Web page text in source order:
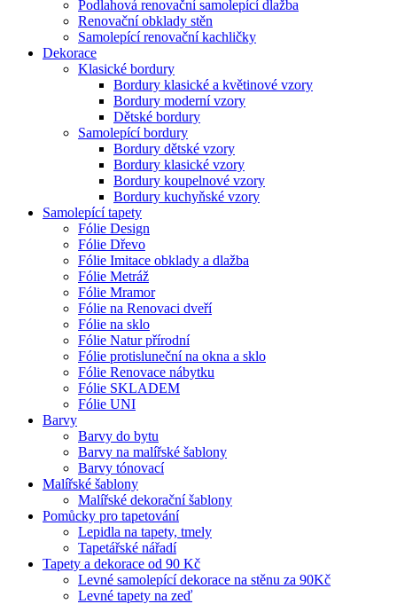
Podlahová renovační samolepící dlažba
Renovační obklady stěn
Samolepící renovační kachličky
Dekorace
Klasické bordury
Bordury klasické a květinové vzory
Bordury moderní vzory
Dětské bordury
Samolepící bordury
Bordury dětské vzory
Bordury klasické vzory
Bordury koupelnové vzory
Bordury kuchyňské vzory
Samolepící tapety
Fólie Design
Fólie Dřevo
Fólie Imitace obklady a dlažba
Fólie Metráž
Fólie Mramor
Fólie na Renovaci dveří
Fólie na sklo
Fólie Natur přírodní
Fólie protisluneční na okna a sklo
Fólie Renovace nábytku
Fólie SKLADEM
Fólie UNI
Barvy
Barvy do bytu
Barvy na malířské šablony
Barvy tónovací
Malířské šablony
Malířské dekorační šablony
Pomůcky pro tapetování
Lepidla na tapety, tmely
Tapetářské nářadí
Tapety a dekorace od 90 Kč
Levné samolepící dekorace na stěnu za 90Kč
Levné tapety na zeď